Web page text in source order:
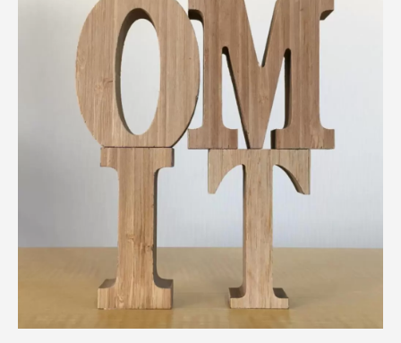
システム開発
ホームページ制作
コンテンツ
課題解決
制作実績
料金表
企業案内
会社概要
ヒラメキペーパー
WEBでお問い合わせ
( 24時間365日いつでも受付対応 )